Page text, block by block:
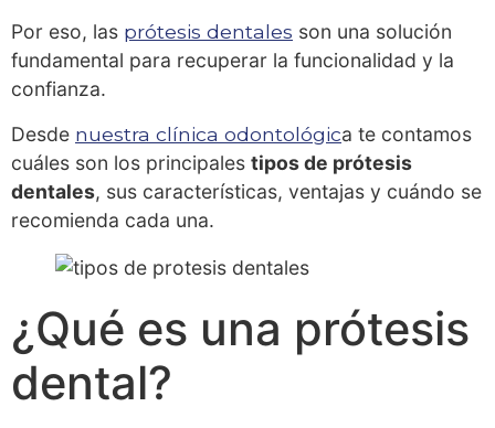
Por eso, las prótesis dentales son una solución
fundamental para recuperar la funcionalidad y la
confianza.
Desde nuestra clínica odontológica te contamos
cuáles son los principales tipos de prótesis
dentales, sus características, ventajas y cuándo se
recomienda cada una.
¿Qué es una prótesis
dental?